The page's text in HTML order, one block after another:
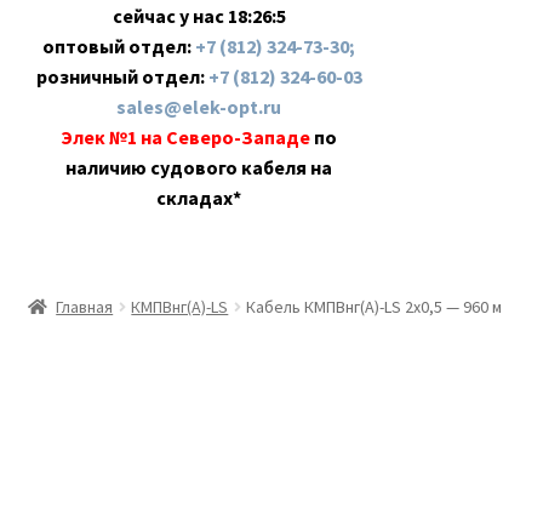
сейчас у нас 18:26:6
оптовый отдел: +7 (812) 324-73-30;
розничный отдел: +7 (812) 324-60-03
sales@elek-opt.ru
Элек №1 на Северо-Западе по
наличию судового кабеля на
складах*
Главная КМПВнг(А)-LS Кабель КМПВнг(А)-LS 2х0,5 — 960 м